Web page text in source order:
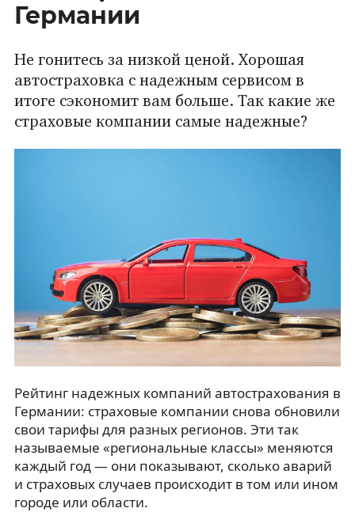
Германии
Не гонитесь за низкой ценой. Хорошая
автостраховка с надежным сервисом в
итоге сэкономит вам больше. Так какие же
страховые компании самые надежные?
Рейтинг надежных компаний автострахования в
Германии: страховые компании снова обновили
свои тарифы для разных регионов. Эти так
называемые «региональные классы» меняются
каждый год — они показывают, сколько аварий
и страховых случаев происходит в том или ином
городе или области.